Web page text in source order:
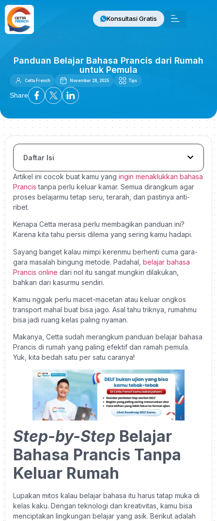
Konsultasi Gratis
Panduan Belajar Bahasa Prancis dari Rumah
untuk Pemula
Cetta French November 28, 2025 Tips
Share
Daftar Isi
Artikel ini cocok buat kamu yang ingin menaklukkan bahasa
Prancis tanpa perlu keluar kamar. Semua dirangkum agar
proses belajarmu tetap seru, terarah, dan pastinya anti-
ribet.
Kenapa Cetta merasa perlu membagikan panduan ini?
Karena kita tahu persis dilema yang sering kamu hadapi.
Sayang banget kalau mimpi kerenmu berhenti cuma gara-
gara masalah bingung metode. Padahal, belajar bahasa
Prancis online dari nol itu sangat mungkin dilakukan,
bahkan dari kasurmu sendiri.
Kamu nggak perlu macet-macetan atau keluar ongkos
transport mahal buat bisa jago. Asal tahu triknya, rumahmu
bisa jadi ruang kelas paling nyaman.
Makanya, Cetta sudah merangkum panduan belajar bahasa
Prancis di rumah yang paling efektif dan ramah pemula.
Yuk, kita bedah satu per satu caranya!
Step-by-Step Belajar
Bahasa Prancis Tanpa
Keluar Rumah
Lupakan mitos kalau belajar bahasa itu harus tatap muka di
kelas kaku. Dengan teknologi dan kreativitas, kamu bisa
menciptakan lingkungan belajar yang asik. Berikut adalah